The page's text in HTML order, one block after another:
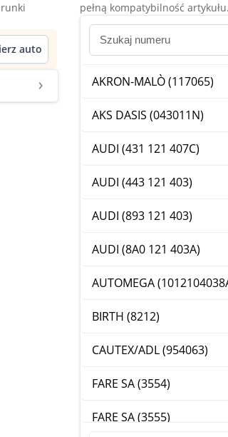
auto
pełną kompatybilność artykułu.
AKRON-MALÒ (117065)
AKS DASIS (043011N)
AUDI (431 121 407C)
AUDI (443 121 403)
AUDI (893 121 403)
AUDI (8A0 121 403A)
AUTOMEGA
BIRTH (8212)
CAUTEX/ADL (954063)
FARE SA (3554)
FARE SA (3555)